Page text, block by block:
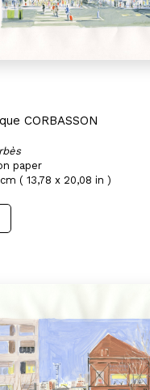
CORBASSON
paper
( 13,78 x 20,08 in )